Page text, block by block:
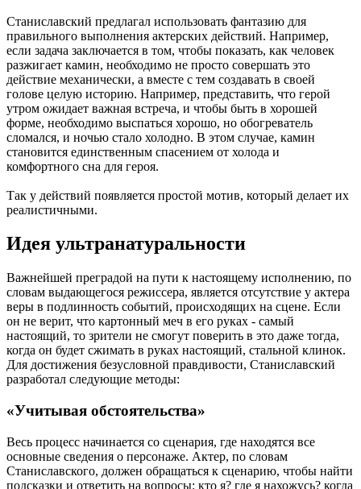
Станиславский предлагал использовать фантазию для
правильного выполнения актерских действий. Например,
если задача заключается в том, чтобы показать, как человек
разжигает камин, необходимо не просто совершать это
действие механически, а вместе с тем создавать в своей
голове целую историю. Например, представить, что герой
утром ожидает важная встреча, и чтобы быть в хорошей
форме, необходимо выспаться хорошо, но обогреватель
сломался, и ночью стало холодно. В этом случае, камин
становится единственным спасением от холода и
комфортного сна для героя.
Так у действий появляется простой мотив, который делает их
реалистичными.
Идея ультранатуральности
Важнейшей преградой на пути к настоящему исполнению, по
словам выдающегося режиссера, является отсутствие у актера
веры в подлинность событий, происходящих на сцене. Если
он не верит, что картонный меч в его руках - самый
настоящий, то зрители не смогут поверить в это даже тогда,
когда он будет сжимать в руках настоящий, стальной клинок.
Для достижения безусловной правдивости, Станиславский
разработал следующие методы:
«Учитывая обстоятельства»
Весь процесс начинается со сценария, где находятся все
основные сведения о персонаже. Актер, по словам
Станиславского, должен обращаться к сценарию, чтобы найти
подсказки и ответить на вопросы: кто я? где я нахожусь? когда